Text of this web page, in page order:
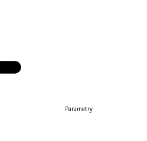
Parametry